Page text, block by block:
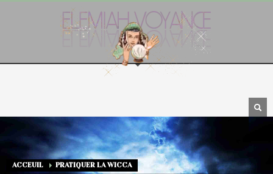
ACCEUIL
PRATIQUER LA WICCA